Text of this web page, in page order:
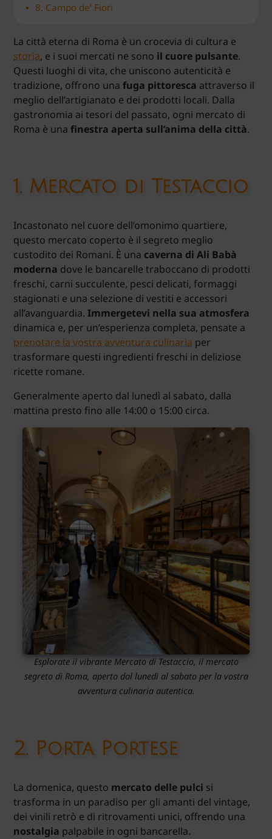
8. Campo de’ Fiori
La città eterna di Roma è un crocevia di cultura e
storia, e i suoi mercati ne sono il cuore pulsante.
Questi luoghi di vita, che uniscono autenticità e
tradizione, offrono unafuga pittoresca attraverso il
meglio dell’artigianato e dei prodotti locali. Dalla
gastronomia ai tesori del passato, ogni mercato di
Roma è unafinestra aperta sull’anima della città.
1. Mercato di Testaccio
Incastonato nel cuore dell’omonimo quartiere,
questo mercato coperto è il segreto meglio
custodito dei Romani. È una caverna di Ali Babà
moderna dove le bancarelle traboccano di prodotti
freschi, carni succulente, pesci delicati, formaggi
stagionati e una selezione di vestiti e accessori
all’avanguardia.Immergetevi nella sua atmosfera
dinamica e, per un’esperienza completa, pensate a
prenotare la vostra avventura culinaria per
trasformare questi ingredienti freschi in deliziose
ricette romane.
Generalmente aperto dal lunedì al sabato, dalla
mattina presto fino alle 14:00 o 15:00 circa.
Esplorate il vibrante Mercato di Testaccio, il mercato
segreto di Roma, aperto dal lunedì al sabato per la vostra
avventura culinaria autentica.
2. Porta Portese
La domenica, questo mercato delle pulci si
trasforma in un paradiso per gli amanti del vintage,
dei vinili retrò e di ritrovamenti unici, offrendo una
nostalgia palpabile in ogni bancarella.